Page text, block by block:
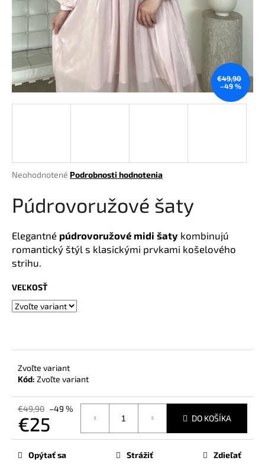
Priemerné
produktu
je
z
5
hviezdičiek.
Neohodnotené Podrobnosti hodnotenia
Púdrovoružové šaty
Elegantné púdrovoružové midi šaty kombinujú
romantický štýl s klasickými prvkami košelového
strihu.
VEĽKOSŤ
Zvoľte variant
Kód: Zvoľte variant
€49,90 –49 %
€25
Jednotková
DO KOŠÍKA
Opýtať sa Strážiť Zdieľať
€49,90
–49 %
á
j
s
ť
?
d
p
o
r
ú
č
a
m
e